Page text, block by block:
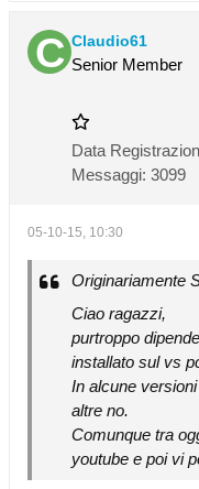
Claudio61
Senior Member
Data
Messaggi: 3099
05-10-15, 10:30
Originariamente
Ciao ragazzi,
purtroppo
installato sul vs
In alcune
altre no.
Comunque tra
youtube e poi vi